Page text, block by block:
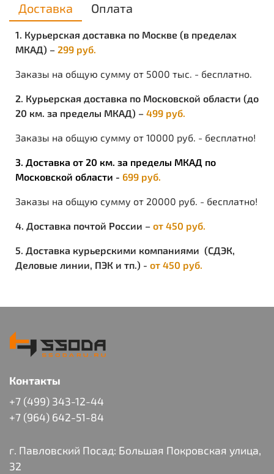
Характеристики
Диапазон рабочих температур: от -50°С до +50°С
Торговая марка / Бренд:
Метод крепления: Храповой механизм
Доставка Оплата
1. Курьерская доставка по Москве (в пределах
МКАД) – 299 руб.
Заказы на общую сумму от 5000 тыс. - бесплатно.
2. Курьерская доставка по Московской области (до
20 км. за пределы МКАД) – 499 руб.
Заказы на общую сумму от 10000 руб. - бесплатно!
3. Доставка от 20 км. за пределы МКАД по
Московской области - 699 руб.
Заказы на общую сумму от 20000 руб. - бесплатно!
4. Доставка почтой России – от 450 руб.
5. Доставка курьерскими компаниями (СДЭК,
Деловые линии, ПЭК и тп.) - от 450 руб.
Контакты
+7 (499) 343-12-44
+7 (964) 642-51-84
г. Павловский Посад: Большая Покровская улица,
32